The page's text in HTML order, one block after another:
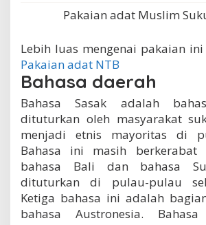
Pakaian adat Muslim
Lebih luas mengenai pakaian
Pakaian adat NTB
Bahasa daerah
Bahasa Sasak adalah
dituturkan oleh masyarakat
menjadi etnis mayoritas di
Bahasa ini masih berkerabat
bahasa Bali dan bahasa
dituturkan di pulau-pulau
Ketiga bahasa ini adalah
bahasa Austronesia.